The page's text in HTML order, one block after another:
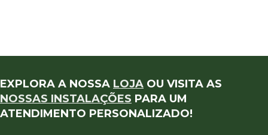
EXPLORA A NOSSA LOJA OU VISITA AS
NOSSAS INSTALAÇÕES PARA UM
ATENDIMENTO PERSONALIZADO!